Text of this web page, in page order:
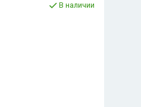
В наличии